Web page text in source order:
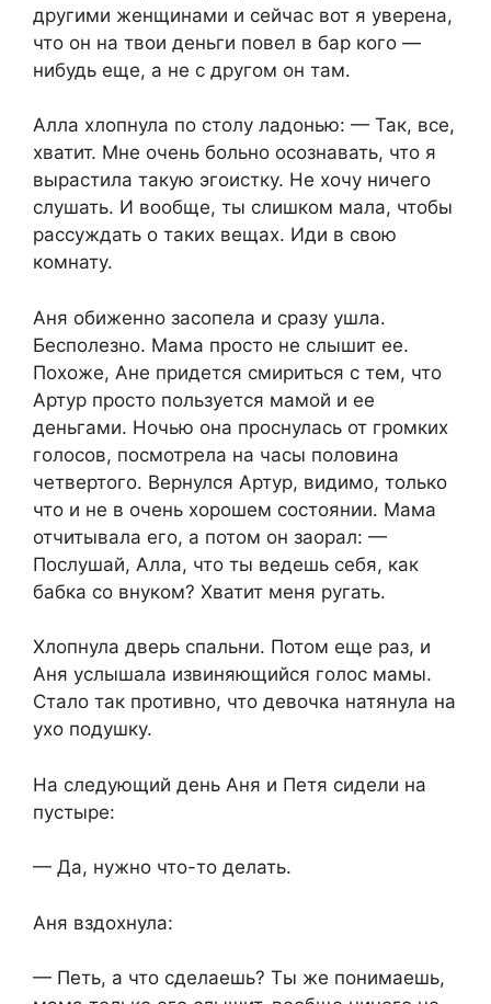
другими женщинами и сейчас вот я уверена,
что он на твои деньги повел в бар кого —
нибудь еще, а не с другом он там.
Алла хлопнула по столу ладонью: — Так, все,
хватит. Мне очень больно осознавать, что я
вырастила такую эгоистку. Не хочу ничего
слушать. И вообще, ты слишком мала, чтобы
рассуждать о таких вещах. Иди в свою
комнату.
Аня обиженно засопела и сразу ушла.
Бесполезно. Мама просто не слышит ее.
Похоже, Ане придется смириться с тем, что
Артур просто пользуется мамой и ее
деньгами. Ночью она проснулась от громких
голосов, посмотрела на часы половина
четвертого. Вернулся Артур, видимо, только
что и не в очень хорошем состоянии. Мама
отчитывала его, а потом он заорал: —
Послушай, Алла, что ты ведешь себя, как
бабка со внуком? Хватит меня ругать.
Хлопнула дверь спальни. Потом еще раз, и
Аня услышала извиняющийся голос мамы.
Стало так противно, что девочка натянула на
ухо подушку.
На следующий день Аня и Петя сидели на
пустыре:
— Да, нужно что-то делать.
Аня вздохнула:
— Петь, а что сделаешь? Ты же понимаешь,